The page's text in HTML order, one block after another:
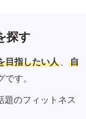
探す
目指したい人 、
自
す。
題のフィットネス